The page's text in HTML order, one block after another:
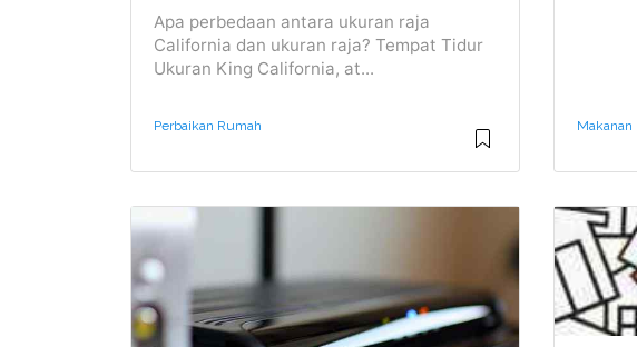
Apa perbedaan antara ukuran raja
California dan ukuran raja? Tempat Tidur
Ukuran King California, at...
Perbaikan Rumah Makanan